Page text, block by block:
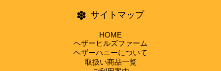
サイトマップ
HOME
ヘザーヒルズファーム
ヘザーハニーについて
取扱い商品一覧